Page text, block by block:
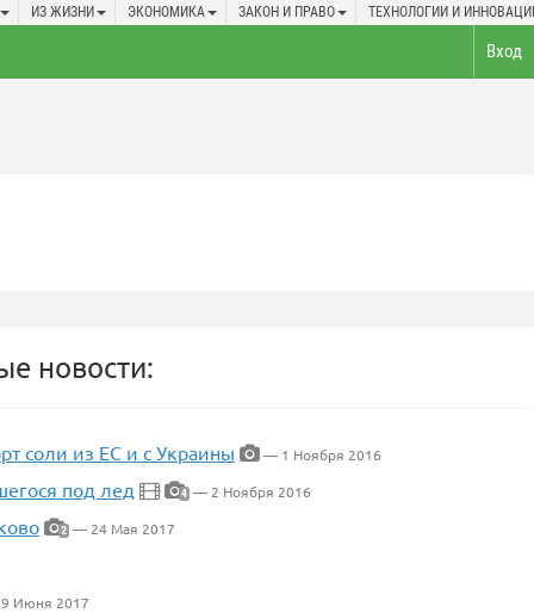
ИЗ ЖИЗНИ ЭКОНОМИКА ЗАКОН И ПРАВО ТЕХНОЛОГИИ И
Вход
новости:
соли из ЕС и с Украины — 1 Ноября 2016
под лед 4 — 2 Ноября 2016
2 — 24 Мая 2017
Июня 2017